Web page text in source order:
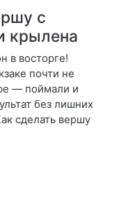
с
крылена
в восторге!
почти не
— поймали и
без лишних
сделать вершу